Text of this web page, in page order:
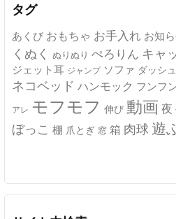
タグ
あくび おもちゃ お手入れ お知
くぬく ぬりぬり ぺろりん キャ
ジェット耳 ジャンプ ソファ ダッシュ
ネコベッド ハンモック フンフ
アレ モフモフ 伸び 動画 夜
ぼっこ 棚 爪とぎ 窓 箱 肉球 遊